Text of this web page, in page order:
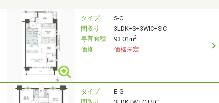
タイプ
S-C
間取り
3LDK+S+3WIC+SIC
専有面積
93.01m2
価格 価格未定
タイプ
E-G